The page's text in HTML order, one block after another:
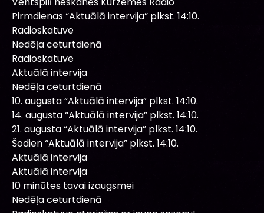
Pirmdienas “Aktuālā intervija” plkst. 14:10.
Radioskatuve
Nedēļa ceturtdienā
Radioskatuve
Aktuālā intervija
Nedēļa ceturtdienā
10. augusta “Aktuālā intervija” plkst. 14:10.
14. augusta “Aktuālā intervija” plkst. 14:10.
21. augusta “Aktuālā intervija” plkst. 14:10.
Šodien “Aktuālā intervija” plkst. 14:10.
Aktuālā intervija
Aktuālā intervija
10 minūtes tavai izaugsmei
Nedēļa ceturtdienā